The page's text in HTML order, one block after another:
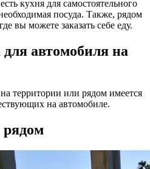
кухня для самостоятельного
посуда. Также, рядом
вы можете заказать себе еду.
автомобиля на
территории или рядом имеется
на автомобиле.